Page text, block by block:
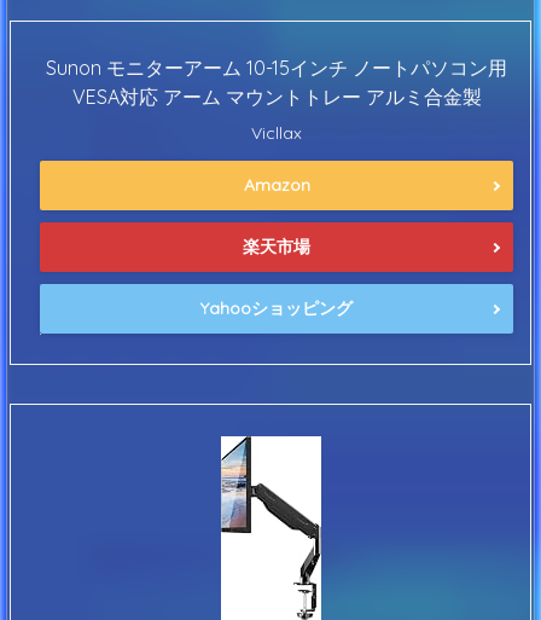
Sunon モニターアーム 10-15インチ ノートパソコン用
VESA対応 アーム マウントトレー アルミ合金製
Vicllax
Amazon
楽天市場
Yahooショッピング